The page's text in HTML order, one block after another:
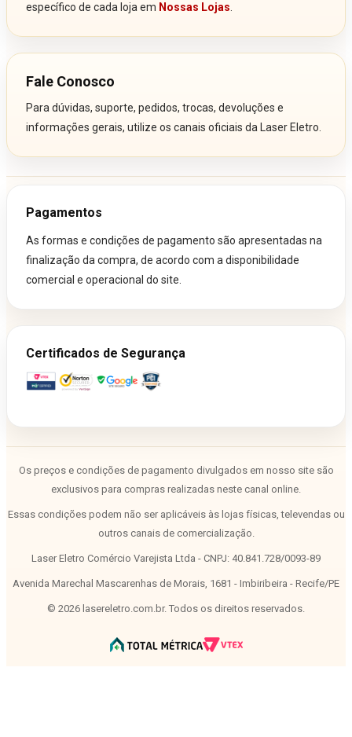
específico de cada loja em Nossas Lojas.
Fale Conosco
Para dúvidas, suporte, pedidos, trocas, devoluções e
informações gerais, utilize os canais oficiais da Laser Eletro.
Pagamentos
As formas e condições de pagamento são apresentadas na
finalização da compra, de acordo com a disponibilidade
comercial e operacional do site.
Certificados de Segurança
Os preços e condições de pagamento divulgados em nosso site são
exclusivos para compras realizadas neste canal online.
Essas condições podem não ser aplicáveis às lojas físicas, televendas ou
outros canais de comercialização.
Laser Eletro Comércio Varejista Ltda - CNPJ: 40.841.728/0093-89
Avenida Marechal Mascarenhas de Morais, 1681 - Imbiribeira - Recife/PE
© 2026 lasereletro.com.br. Todos os direitos reservados.